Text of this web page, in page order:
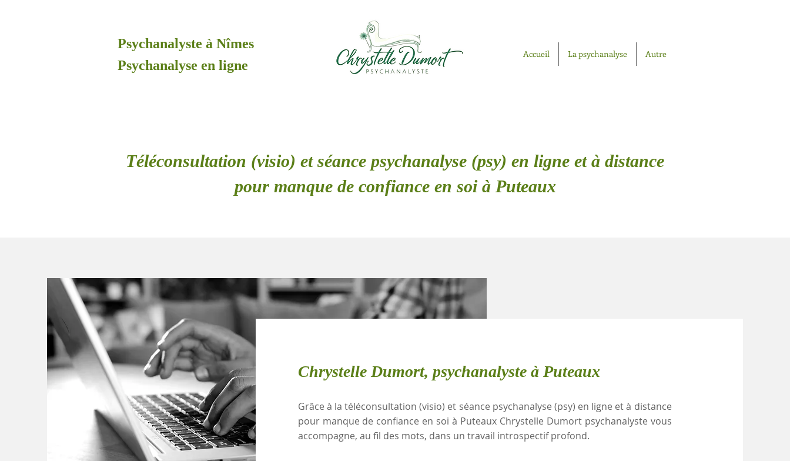
Psychanalyste à Nîmes
Psychanalyse en ligne
Accueil La psychanalyse Autre
Téléconsultation (visio) et séance psychanalyse (psy) en ligne et à distance
pour manque de confiance en soi à Puteaux
Chrystelle Dumort, psychanalyste à Puteaux
Grâce à la téléconsultation (visio) et séance psychanalyse (psy) en ligne et à distance
pour manque de confiance en soi à Puteaux Chrystelle Dumort psychanalyste vous
accompagne, au fil des mots, dans un travail introspectif profond.